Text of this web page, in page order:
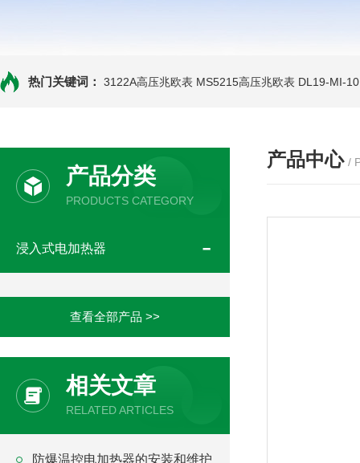
热门关键词： 3122A高压兆欧表 MS5215高压兆欧表 DL19-MI-
产品分类
PRODUCTS CATEGORY
浸入式电加热器
查看全部产品 >>
相关文章
RELATED ARTICLES
防爆温控电加热器的安装和维护
产品中心 /